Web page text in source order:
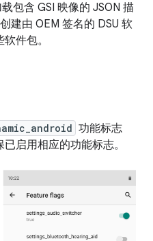
包含 GSI 映像的 JSON 描
建由 OEM 签名的 DSU 软
件包。
功能标志
启用相应的功能标志。